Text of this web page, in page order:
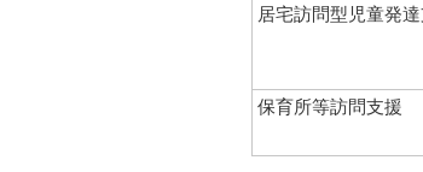
居宅訪問型児童発
保育所等訪問支援